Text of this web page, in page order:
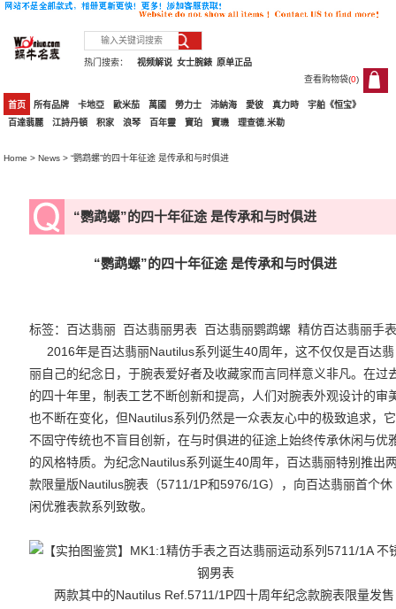
热门搜索： 原单正品
女士腕錶
视频解说
查看购物袋(0)
0
首页 所有品牌 卡地亞 歐米茄 萬國 勞力士 沛納海 愛彼 真力時
宇舶《恒宝》
百達翡麗
江詩丹頓 积家 浪琴 百年靈 寶珀 寶璣 理查德.米勒
Home >News > “鹦鹉螺”的四十年征途 是传承和与时俱进
“鹦鹉螺”的四十年征途 是传承和与时俱进
“鹦鹉螺”的四十年征途 是传承和与时俱进
标签： 百达翡丽 百达翡丽男表 百达翡丽鹦鹉螺 精仿百达翡丽手
2016年是百达翡丽Nautilus系列诞生40周年，这不仅仅是百达翡
丽自己的纪念日，于腕表爱好者及收藏家而言同样意义非凡。在过
的四十年里，制表工艺不断创新和提高，人们对腕表外观设计的审
也不断在变化，但Nautilus系列仍然是一众表友心中的极致追求，它
不固守传统也不盲目创新，在与时俱进的征途上始终传承休闲与优
的风格特质。为纪念Nautilus系列诞生40周年，百达翡丽特别推出
款限量版Nautilus腕表（5711/1P和5976/1G），向百达翡丽首个休
闲优雅表款系列致敬。
两款其中的Nautilus Ref.5711/1P四十周年纪念款腕表限量发售